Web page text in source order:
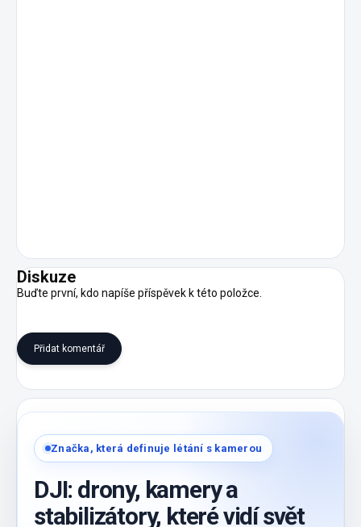
Diskuze
Buďte první, kdo napíše příspěvek k této položce.
Přidat komentář
Značka, která definuje létání s kamerou
DJI: drony, kamery a
stabilizátory, které vidí svět